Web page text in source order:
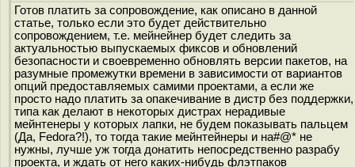
Готов платить за сопровождение, как описано в данной
статье, только если это будет действительно
сопровождением, т.е. мейнейнер будет следить за
актуальностью выпускаемых фиксов и обновлений
безопасности и своевременно обновлять версии пакетов, на
разумные промежутки времени в зависимости от вариантов
опций предоставляемых самими проектами, а если же
просто надо платить за опакечивание в дистр без поддержки,
типа как делают в некоторых дистрах нерадивые
мейнтенеры у которых лапки, не будем показывать пальцем
(Да, Fedora?!), то тогда такие мейнтейнеры и на#@* не
нужны, лучше уж тогда донатить непосредственно разрабу
проекта, и ждать от него каких-нибудь флэтпаков